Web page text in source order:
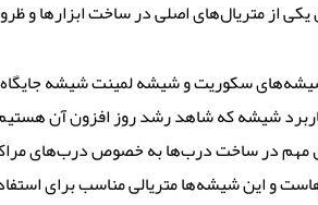
از متریال‌های اصلی در ساخت ابزارها و
سکوریت و شیشه لمینت شیشه
شیشه که شاهد رشد روز افزون آن
مهم در ساخت درب‌ها به خصوص درب‌های
و این شیشه‌ها متریالی مناسب برای